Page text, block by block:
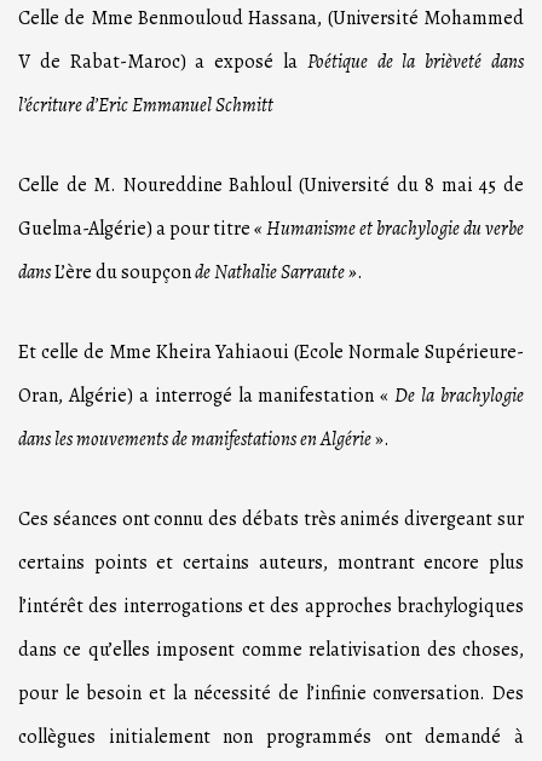
Celle de Mme Benmouloud Hassana, (Université Mohammed
V de Rabat-Maroc) a exposé la Poétique de la brièveté dans
l’écriture d’Eric Emmanuel Schmitt
Celle de M. Noureddine Bahloul (Université du 8 mai 45 de
Guelma-Algérie) a pour titre« Humanisme et brachylogie du verbe
dansL’ère du soupçonde Nathalie Sarraute ».
Et celle de Mme Kheira Yahiaoui (Ecole Normale Supérieure-
Oran, Algérie) a interrogé la manifestation «De la brachylogie
dans les mouvements de manifestations en Algérie».
Ces séances ont connu des débats très animés divergeant sur
certains points et certains auteurs, montrant encore plus
l’intérêt des interrogations et des approches brachylogiques
dans ce qu’elles imposent comme relativisation des choses,
pour le besoin et la nécessité de l’infinie conversation. Des
collègues initialement non programmés ont demandé à